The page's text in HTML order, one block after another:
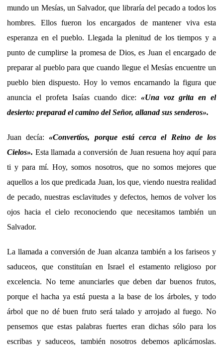
mundo un Mesías, un Salvador, que libraría del pecado a todos los
hombres. Ellos fueron los encargados de mantener viva esta
esperanza en el pueblo. Llegada la plenitud de los tiempos y a
punto de cumplirse la promesa de Dios, es Juan el encargado de
preparar al pueblo para que cuando llegue el Mesías encuentre un
pueblo bien dispuesto. Hoy lo vemos encarnando la figura que
anuncia el profeta Isaías cuando dice: «Una voz grita en el
desierto: preparad el camino del Señor, allanad sus senderos».
Juan decía:«Convertíos, porque está cerca el Reino de los
Cielos». Esta llamada a conversión de Juan resuena hoy aquí para
ti y para mí. Hoy, somos nosotros, que no somos mejores que
aquellos a los que predicada Juan, los que, viendo nuestra realidad
de pecado, nuestras esclavitudes y defectos, hemos de volver los
ojos hacia el cielo reconociendo que necesitamos también un
Salvador.
La llamada a conversión de Juan alcanza también a los fariseos y
saduceos, que constituían en Israel el estamento religioso por
excelencia. No teme anunciarles que deben dar buenos frutos,
porque el hacha ya está puesta a la base de los árboles, y todo
árbol que no dé buen fruto será talado y arrojado al fuego. No
pensemos que estas palabras fuertes eran dichas sólo para los
escribas y saduceos, también nosotros debemos aplicárnoslas.